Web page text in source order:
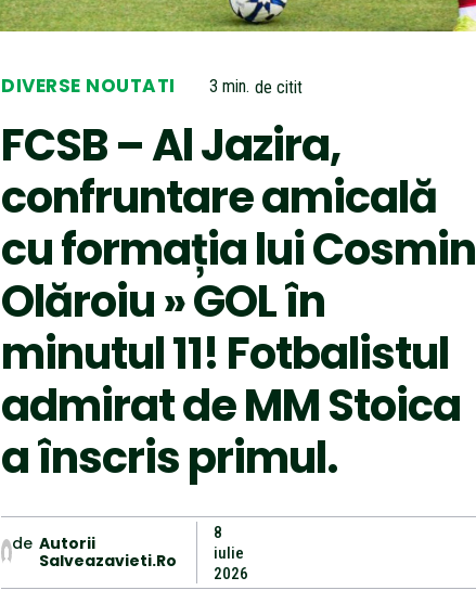
DIVERSE NOUTATI 3 min. de citit
FCSB – Al Jazira,
confruntare amicală
cu formația lui Cosmin
Olăroiu » GOL în
minutul 11! Fotbalistul
admirat de MM Stoica
a înscris primul.
de Autorii
Salveazavieti.ro
8
iulie
2026